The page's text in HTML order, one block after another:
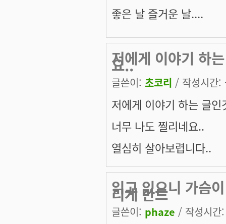
좋은 날 즐거운 날....
저에게 이야기 하
요..
글쓴이: 초코리 / 작성시간
저에게 이야기 하는 글
너무 나도 찔리네요..
열심히 살아보렵니다..
읽고 있으니 가슴
리게 만드
글쓴이: phaze / 작성시